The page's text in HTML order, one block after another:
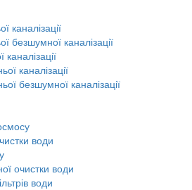
каналізації
безшумної каналізації
каналізації
безшумної каналізації
води
очистки води
води